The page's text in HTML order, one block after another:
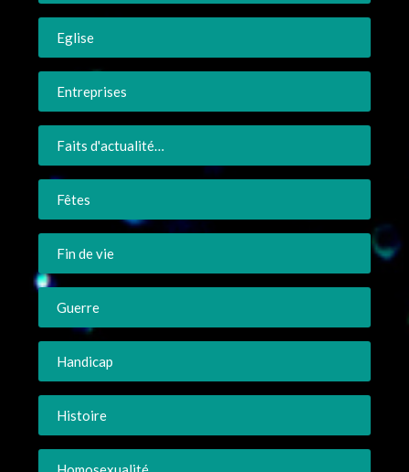
Eglise
Entreprises
Faits d'actualité…
Fêtes
Fin de vie
Guerre
Handicap
Histoire